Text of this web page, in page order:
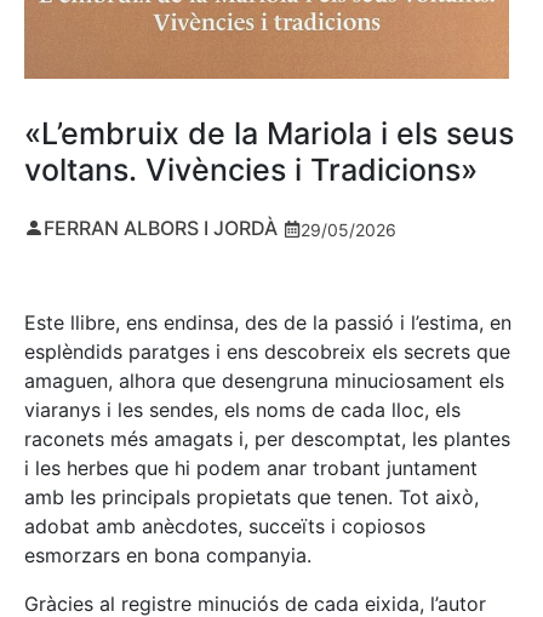
«L’embruix de la Mariola i els seus
voltans. Vivències i Tradicions»
FERRAN ALBORS I JORDÀ 29/05/2026
Este llibre, ens endinsa, des de la passió i l’estima, en
esplèndids paratges i ens descobreix els secrets que
amaguen, alhora que desengruna minuciosament els
viaranys i les sendes, els noms de cada lloc, els
raconets més amagats i, per descomptat, les plantes
i les herbes que hi podem anar trobant juntament
amb les principals propietats que tenen. Tot això,
adobat amb anècdotes, succeïts i copiosos
esmorzars en bona companyia.
Gràcies al registre minuciós de cada eixida, l’autor